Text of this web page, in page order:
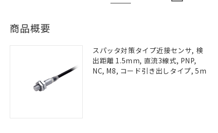
商品概要
スパッタ対策タイプ近接センサ, 検
出距離 1.5mm, 直流3線式, PNP,
NC, M8, コード引き出しタイプ, 5m